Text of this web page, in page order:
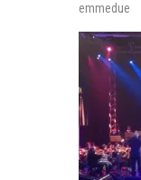
emmedue